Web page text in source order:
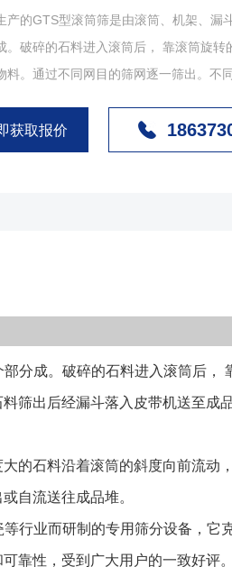
的GTS型滚筒筛是由滚筒、机架、漏
石料进入滚筒后， 靠滚筒旋转的离心力及跳汰
料。通过不同网目的筛网逐一筛出。不
转的离心力及跳汰作用来筛分物料。一
度向前流动，通过不同网目的的筛网逐
密封盖、进出料口组成。滚筒装置倾斜
线转动。当物料进入滚筒装置后，由于
上的物料翻转与滚动，使合格物料（筛
修方便。 4、整机可靠性高，一次
筛网，筛分效率高，使用寿命长 。 1
材质分为全不锈钢、与物料接触不锈钢
获取报价
分成。破碎的石料进入滚筒后，
筛出后经漏斗落入皮带机送至成
石料沿着滚筒的斜度向前流动
自流送往成品堆。
行业而研制的专用筛分设备，它
靠性，受到广大用户的一致好评。